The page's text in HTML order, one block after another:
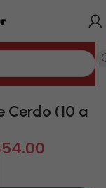
Cerdo (10 a
54.00